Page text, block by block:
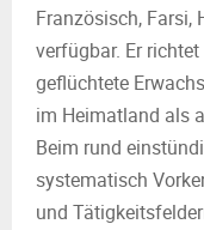
Französisch, Farsi,
verfügbar. Er
geflüchtete
im Heimatland als
Beim rund
systematisch
und